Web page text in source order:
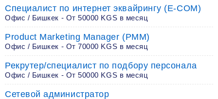
Специалист по интернет эквайрингу (E-COM)
Офис / Бишкек - От 50000 KGS в месяц
Product Marketing Manager (PMM)
Офис / Бишкек - От 70000 KGS в месяц
Рекрутер/специалист по подбору персонала
Офис / Бишкек - От 50000 KGS в месяц
Сетевой администратор